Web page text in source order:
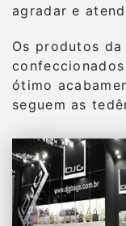
agradar e
Os produtos
ótimo
seguem as